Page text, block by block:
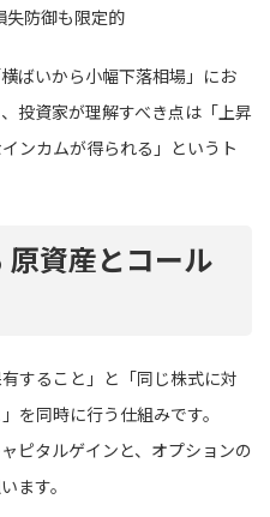
失防御も限定的
ばいから小幅下落相場」にお
投資家が理解すべき点は「上昇
ンカムが得られる」というト
資産とコール
すること」と「同じ株式に対
を同時に行う仕組みです。
ピタルゲインと、オプションの
ます。